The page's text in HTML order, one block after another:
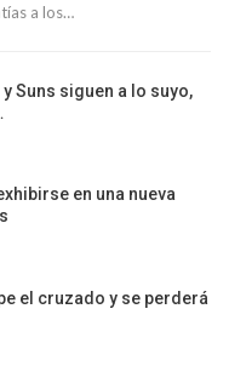
a los…
Suns siguen a lo suyo,
en una nueva
el cruzado y se perderá